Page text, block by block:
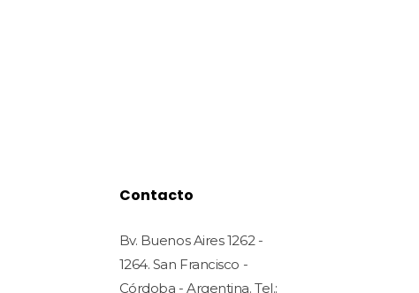
Contacto
Bv. Buenos Aires 1262 -
1264. San Francisco -
Córdoba - Argentina. Tel.: